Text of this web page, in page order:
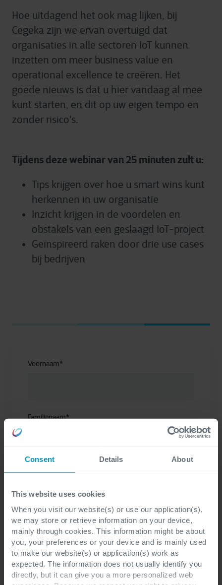
Consent Details About
This website uses cookies
When you visit our website(s) or use our application(s),
we may store or retrieve information on your device,
mainly through cookies. This information might be about
you, your preferences or your device and is mainly used
to make our website(s) or application(s) work as
expected. The information does not usually identify you
directly, but it can give you a more personalized web
Hoe uitdagend het ook mag lijken, bij
Cegeka zijn we ervan overtuigd dat
organisaties in alle sectoren IoT kunnen
inzetten om meer business value en
operational excellence te creëren. Het
goede nieuws is dat u hier vandaag al mee
kunt starten, en dit op uw eigen tempo en
zonder risico's.
Tijdens deze webinar van 25 minuten zult u:
Tips krijgen over hoe u smart wins kunt
herkennen in uw organisatie
Inzicht krijgen in de voordelen en
obstakels van een geslaagd IoT-project
Geïnspireerd raken door drie use cases
bij bedrijven
Voornaam*
Familienaam*
E-mail*
Bedrijf*
Conversion Entity